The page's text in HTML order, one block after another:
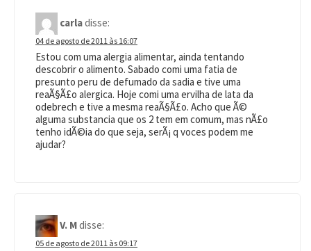
carladisse:
04 de agosto de 2011 às 16:07
Estou com uma alergia alimentar, ainda tentando
descobrir o alimento. Sabado comi uma fatia de
presunto peru de defumado da sadia e tive uma
reaÃ§Ã£o alergica. Hoje comi uma ervilha de lata da
odebrech e tive a mesma reaÃ§Ã£o. Acho que Ã©
alguma substancia que os 2 tem em comum, mas nÃ£o
tenho idÃ©ia do que seja, serÃ¡ q voces podem me
ajudar?
V. Mdisse:
05 de agosto de 2011 às 09:17